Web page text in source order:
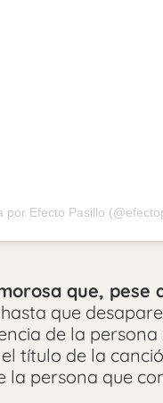
por Efecto Pasillo
que, pese
que
de la persona
de la
persona que